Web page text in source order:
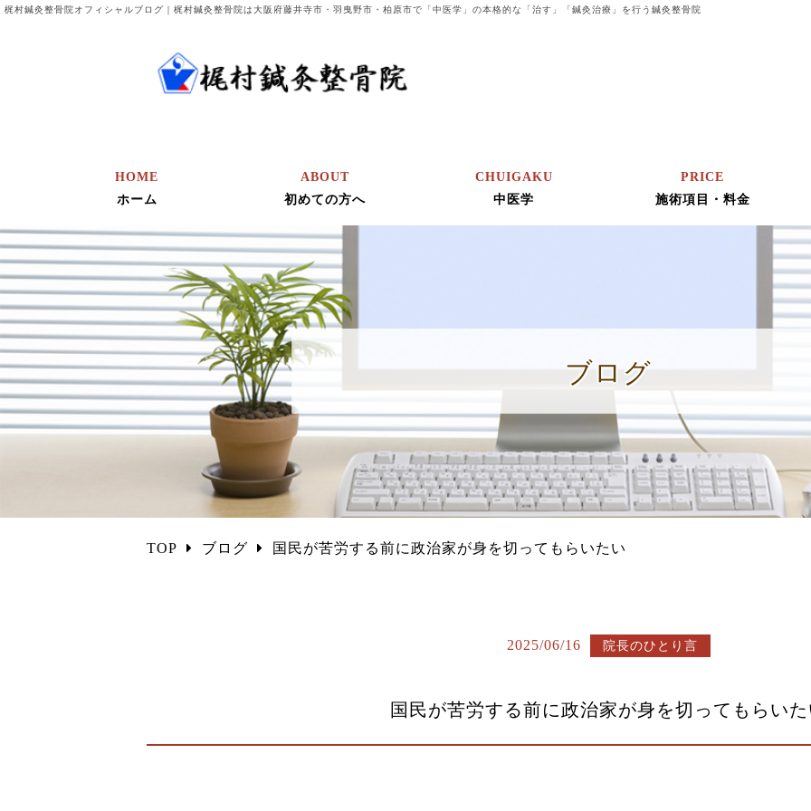
梶村鍼灸整骨院オフィシャルブログ｜梶村鍼灸整骨院は大阪府藤井寺市・羽曳野市・柏原市で「中医学」の本格的な「治す」「鍼灸治療」を行う鍼灸整骨院
HOME
ホーム
ABOUT
初めての方へ
CHUIGAKU
中医学
PRICE
施術項目・料金
ブログ
TOP ブログ 国民が苦労する前に政治家が身を切ってもらいたい
2025/06/16 院長のひとり言
国民が苦労する前に政治家が身を切ってもらい